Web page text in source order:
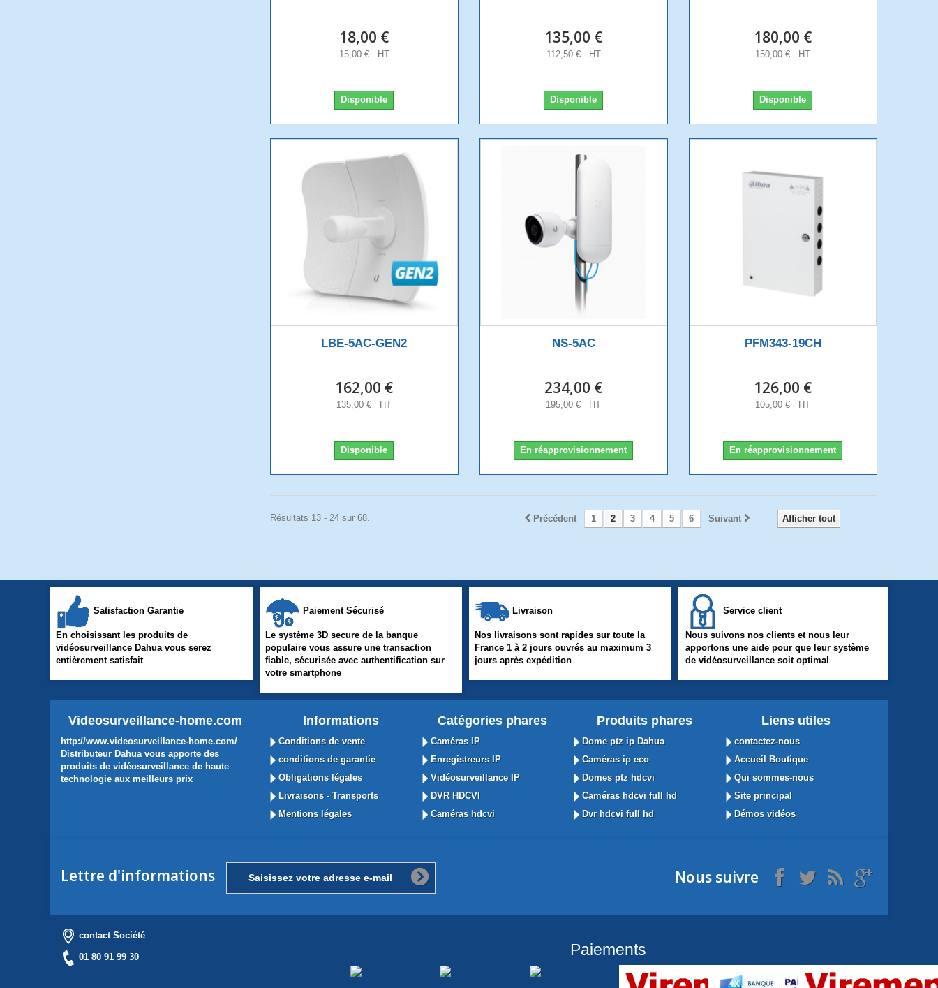
18,00 €
15,00 € HT
Disponible
135,00 €
112,50 € HT
Disponible
180,00 €
150,00 € HT
Disponible
LBE-5AC-GEN2
162,00 €
135,00 € HT
Disponible
NS-5AC
234,00 €
195,00 € HT
En réapprovisionnement
PFM343-19CH
126,00 €
105,00 € HT
En réapprovisionnement
Afficher tout
Précédent 1 2 3 4 5 6 Suivant
Résultats 13 - 24 sur 68.
Satisfaction Garantie
En choisissant les produits de
vidéosurveillance Dahua vous serez
entièrement satisfait
Paiement Sécurisé
Le système 3D secure de la banque
populaire vous assure une transaction
fiable, sécurisée avec authentification sur
votre smartphone
Livraison
Nos livraisons sont rapides sur toute la
France 1 à 2 jours ouvrés au maximum 3
jours après expédition
Service client
Nous suivons nos clients et nous leur
apportons une aide pour que leur système
de vidéosurveillance soit optimal
Videosurveillance-home.com
http://www.videosurveillance-home.com/
Distributeur Dahua vous apporte des
produits de vidéosurveillance de haute
technologie aux meilleurs prix
Informations
Conditions de vente
conditions de garantie
Obligations légales
Livraisons - Transports
Mentions légales
Catégories phares
Caméras IP
Enregistreurs IP
Vidéosurveillance IP
DVR HDCVI
Caméras hdcvi
Produits phares
Dome ptz ip Dahua
Caméras ip eco
Domes ptz hdcvi
Caméras hdcvi full hd
Dvr hdcvi full hd
Liens utiles
contactez-nous
Accueil Boutique
Qui sommes-nous
Site principal
Démos vidéos
Lettre d'informations Nous suivre
contact Société
01 80 91 99 30 Paiements